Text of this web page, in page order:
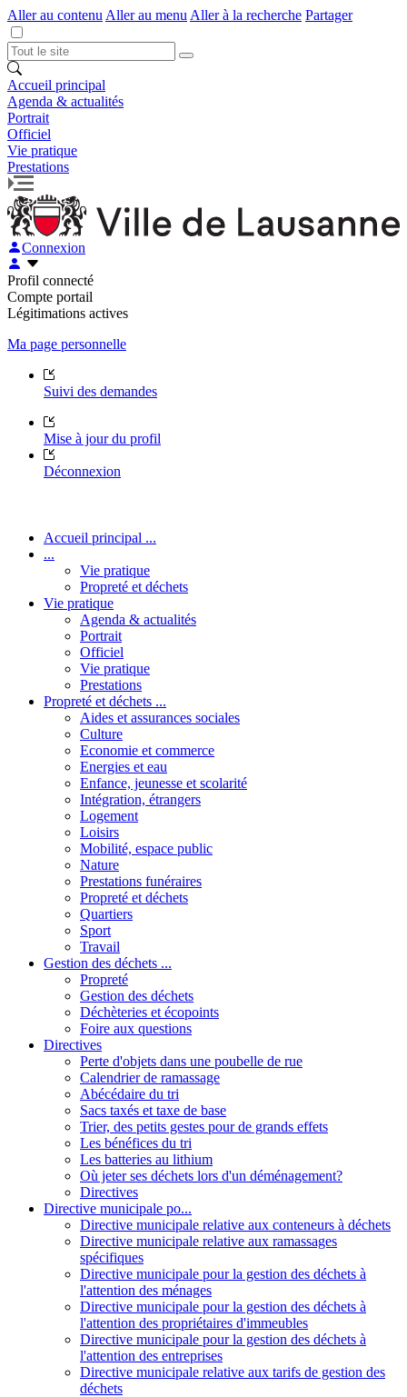
Aller au contenu Aller au menu Aller à la recherche Partager
Accueil principal
Agenda & actualités
Portrait
Officiel
Vie pratique
Prestations
Connexion
Profil connecté
Compte portail
Légitimations actives
Ma page personnelle
Suivi des demandes
Mise à jour du profil
Déconnexion
Accueil principal ...
...
Vie pratique
Propreté et déchets
Vie pratique
Agenda & actualités
Portrait
Officiel
Vie pratique
Prestations
Propreté et déchets ...
Aides et assurances sociales
Culture
Economie et commerce
Energies et eau
Enfance, jeunesse et scolarité
Intégration, étrangers
Logement
Loisirs
Mobilité, espace public
Nature
Prestations funéraires
Propreté et déchets
Quartiers
Sport
Travail
Gestion des déchets ...
Propreté
Gestion des déchets
Déchèteries et écopoints
Foire aux questions
Directives
Perte d'objets dans une poubelle de rue
Calendrier de ramassage
Abécédaire du tri
Sacs taxés et taxe de base
Trier, des petits gestes pour de grands effets
Les bénéfices du tri
Les batteries au lithium
Où jeter ses déchets lors d'un déménagement?
Directives
Directive municipale po...
Directive municipale relative aux conteneurs à déchets
Directive municipale relative aux ramassages
spécifiques
Directive municipale pour la gestion des déchets à
l'attention des ménages
Directive municipale pour la gestion des déchets à
l'attention des propriétaires d'immeubles
Directive municipale pour la gestion des déchets à
l'attention des entreprises
Directive municipale relative aux tarifs de gestion des
déchets